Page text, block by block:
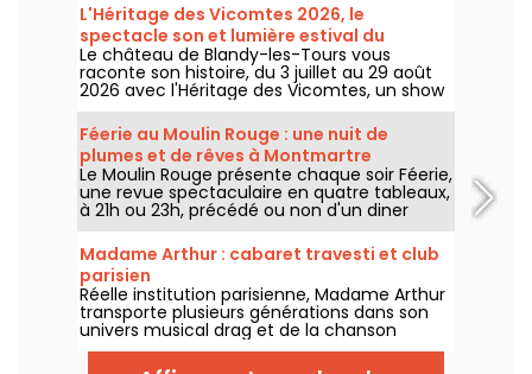
L'Héritage des Vicomtes 2026, le
spectacle son et lumière estival du
château de Blandy-les-Tours
Le château de Blandy-les-Tours vous
raconte son histoire, du 3 juillet au 29 août
2026 avec l'Héritage des Vicomtes, un show
son et lumière pour traverser les siècles et
découvrir ce château médiéval. Nous
sommes allés à sa découverte, voici en
partie ce qui vous attend.
Féerie au Moulin Rouge : une nuit de
plumes et de rêves à Montmartre
Le Moulin Rouge présente chaque soir Féerie,
une revue spectaculaire en quatre tableaux,
à 21h ou 23h, précédé ou non d'un diner
imaginé par leur chef.
Madame Arthur : cabaret travesti et club
parisien
Réelle institution parisienne, Madame Arthur
transporte plusieurs générations dans son
univers musical drag et de la chanson
française !